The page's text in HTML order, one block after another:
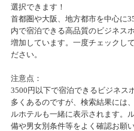
選択できます！
首都圏や大阪、地方都市を中心に
内で宿泊できる高品質のビジネス
増加しています。一度チェックし
ださい。
注意点：
3500円以下で宿泊できるビジネス
多くあるのですが、検索結果には
ルホテルも一緒に表示されます。
備や男女別条件等をよく確認お願